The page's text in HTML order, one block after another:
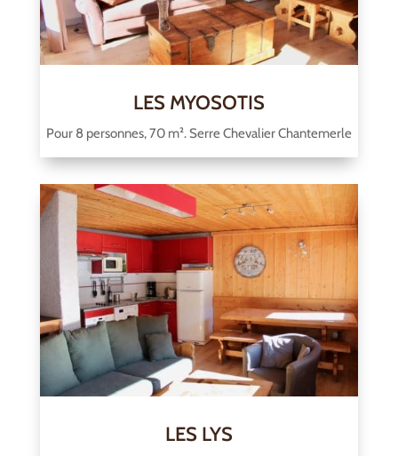
LES MYOSOTIS
Pour 8 personnes, 70 m². Serre Chevalier Chantemerle
LES LYS